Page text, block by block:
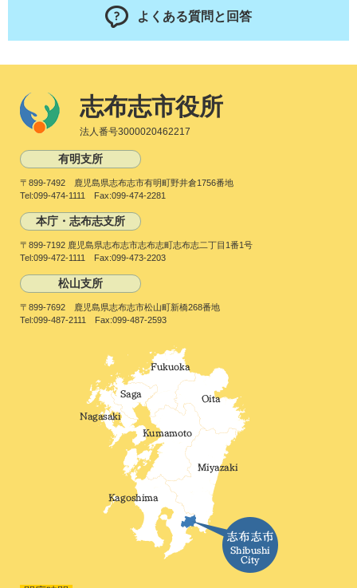
よくある質問と回答
志布志市役所
法人番号3000020462217
有明支所
〒899-7492 鹿児島県志布志市有明町野井倉1756番地
Tel:099-474-1111 Fax:099-474-2281
本庁・志布志支所
〒899-7192 鹿児島県志布志市志布志町志布志二丁目1番1号
Tel:099-472-1111 Fax:099-473-2203
松山支所
〒899-7692 鹿児島県志布志市松山町新橋268番地
Tel:099-487-2111 Fax:099-487-2593